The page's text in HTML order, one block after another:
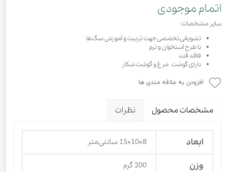
اتمام موجودی
سایر مشخصات:
تشویقی تخصصی جهت تربیت و آموزش سگ‌ها
با طرح استخوان و نرم
فاقد قند
دارای گوشت مرغ و گوشت شکار
افزودن به علاقه مندی ها
مشخصات محصول نظرات
ابعاد 8×10×15 سانتی‌متر
وزن 200 گرم